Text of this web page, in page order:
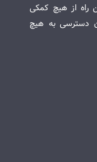
راه از هیچ کمکی
دسترسی به هیچ